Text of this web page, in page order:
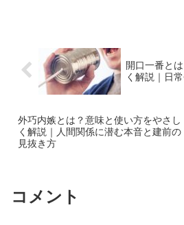
ほど面白い
開口一番と
く解説｜日
外巧内嫉とは？意味と使い方をやさし
く解説｜人間関係に潜む本音と建前の
見抜き方
コメント